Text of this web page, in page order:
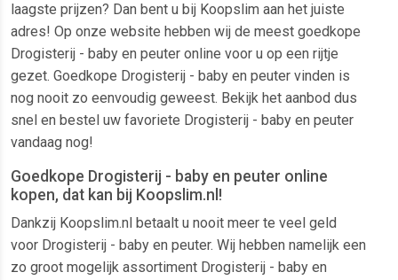
laagste prijzen? Dan bent u bij Koopslim aan het juiste
adres! Op onze website hebben wij de meest goedkope
Drogisterij - baby en peuter online voor u op een rijtje
gezet. Goedkope Drogisterij - baby en peuter vinden is
nog nooit zo eenvoudig geweest. Bekijk het aanbod dus
snel en bestel uw favoriete Drogisterij - baby en peuter
vandaag nog!
Goedkope Drogisterij - baby en peuter online
kopen, dat kan bij Koopslim.nl!
Dankzij Koopslim.nl betaalt u nooit meer te veel geld
voor Drogisterij - baby en peuter. Wij hebben namelijk een
zo groot mogelijk assortiment Drogisterij - baby en